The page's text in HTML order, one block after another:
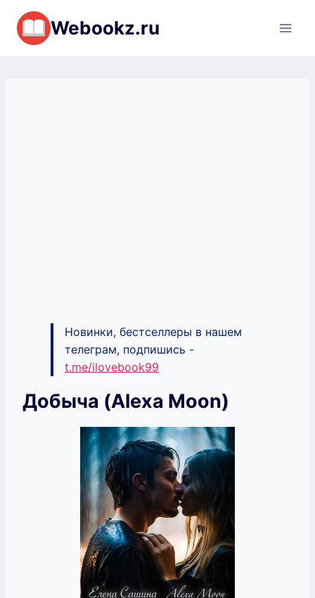
Перейти
содержимому
Webookz.ru
Новинки, бестселлеры в нашем
телеграм, подпишись -
t.me/ilovebook99
Добыча (Alexa Moon)